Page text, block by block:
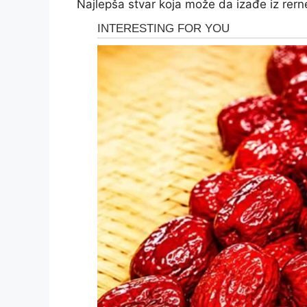
Najlepša stvar koja može da izađe iz